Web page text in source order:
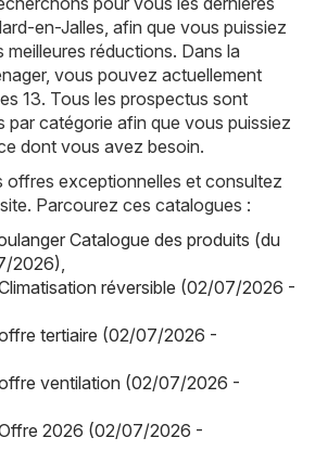
en-Jalles, afin que vous puissiez
réductions. Dans la
vous pouvez actuellement
13. Tous les prospectus sont
par catégorie afin que vous puissiez
dont vous avez besoin.
offres exceptionnelles et consultez
Parcourez ces catalogues :
Catalogue des produits (du
2026)
réversible (02/07/2026 -
tertiaire (02/07/2026 -
ventilation (02/07/2026 -
2026 (02/07/2026 -